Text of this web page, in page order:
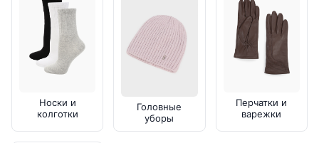
Носки и
колготки
Головные
уборы
Перчатки и
варежки